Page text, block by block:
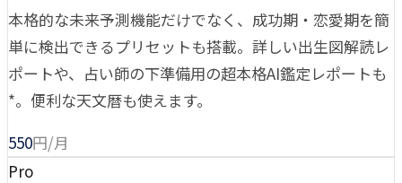
本格的な未来予測機能だけでなく、成功期・恋愛期を簡
単に検出できるプリセットも搭載。詳しい出生図解読レ
ポートや、占い師の下準備用の超本格AI鑑定レポートも
*。便利な天文暦も使えます。
550円/月
Pro